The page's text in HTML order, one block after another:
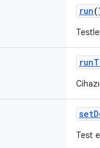
run(
run
set
Test